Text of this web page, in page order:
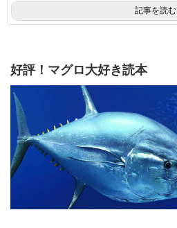
記事を読む
好評！マグロ大好き読本